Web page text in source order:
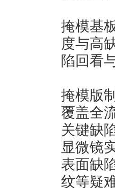
掩模基
度与高
陷回看
掩模版
覆盖全
关键缺
显微镜
表面缺
纹等疑